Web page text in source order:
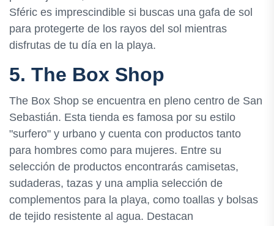
Sféric es imprescindible si buscas una gafa de sol
para protegerte de los rayos del sol mientras
disfrutas de tu día en la playa.
5. The Box Shop
The Box Shop se encuentra en pleno centro de San
Sebastián. Esta tienda es famosa por su estilo
"surfero" y urbano y cuenta con productos tanto
para hombres como para mujeres. Entre su
selección de productos encontrarás camisetas,
sudaderas, tazas y una amplia selección de
complementos para la playa, como toallas y bolsas
de tejido resistente al agua. Destacan